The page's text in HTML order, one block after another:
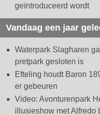
geïntroduceerd wordt
Vandaag een jaar
Waterpark Slagharen
pretpark gesloten is
Efteling houdt Baron
er gebeuren
Video: Avonturenpark
illusieshow met Alfredo